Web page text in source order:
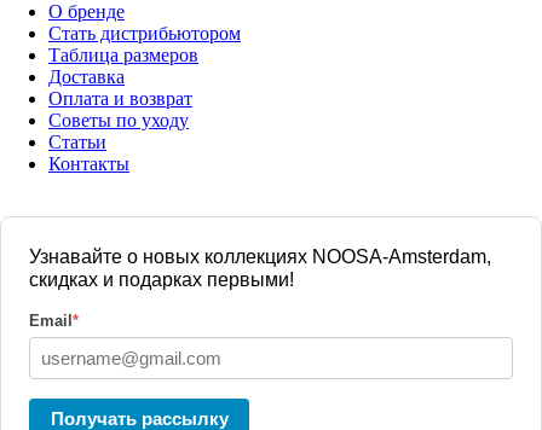
О бренде
Стать дистрибьютором
Таблица размеров
Доставка
Оплата и возврат
Советы по уходу
Статьи
Контакты
Узнавайте о новых коллекциях NOOSA-Amsterdam,
скидках и подарках первыми!
Email *
Получать рассылку